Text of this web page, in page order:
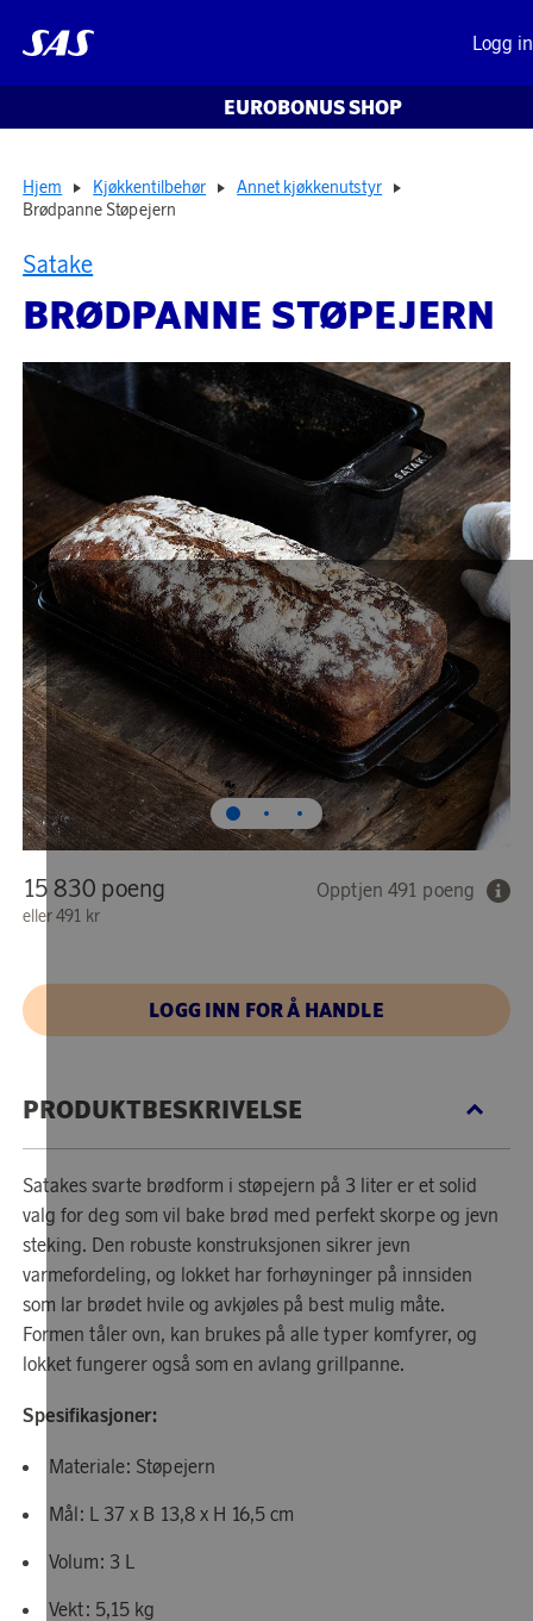
Logg in
EUROBONUS SHOP
Hjem Kjøkkentilbehør
Annet kjøkkenutstyr
Brødpanne Støpejern
Satake
BRØDPANNE STØPEJERN
15 830 poeng
eller491 kr
Opptjen 491 poeng
LOGG INN FOR Å HANDLE
PRODUKTBESKRIVELSE
Satakes svarte brødform i støpejern på 3 liter er et solid
valg for deg som vil bake brød med perfekt skorpe og jevn
steking. Den robuste konstruksjonen sikrer jevn
varmefordeling, og lokket har forhøyninger på innsiden
som lar brødet hvile og avkjøles på best mulig måte.
Formen tåler ovn, kan brukes på alle typer komfyrer, og
lokket fungerer også som en avlang grillpanne.
Spesifikasjoner:
Materiale: Støpejern
Mål: L 37 x B 13,8 x H 16,5 cm
Volum: 3 L
Vekt: 5,15 kg